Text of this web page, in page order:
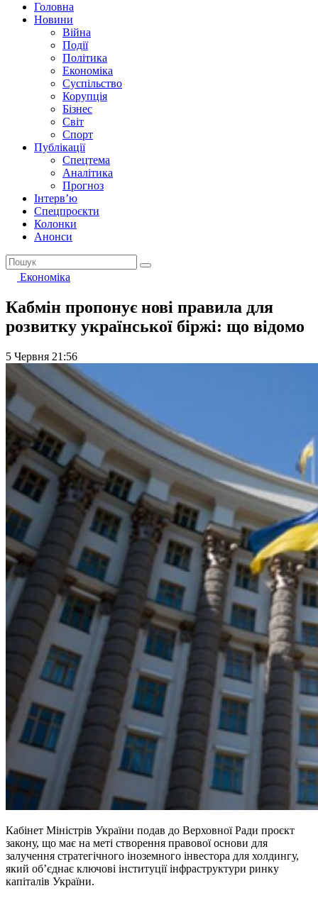
Головна
Новини
Війна
Події
Політика
Економіка
Суспільство
Корупція
Бізнес
Світ
Спорт
Публікації
Спецтема
Аналітика
Прогноз
Інтерв’ю
Спецпроєкти
Колонки
Анонси
Економіка
Кабмін пропонує нові правила для
розвитку української біржі: що відомо
5 Червня 21:56
Кабінет Міністрів України подав до Верховної Ради проєкт
закону, що має на меті створення правової основи для
залучення стратегічного іноземного інвестора для холдингу,
який об’єднає ключові інституції інфраструктури ринку
капіталів України.